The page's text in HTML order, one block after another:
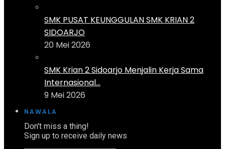
SMK PUSAT KEUNGGULAN SMK KRIAN 2
SIDOARJO
20 Mei 2026
SMK Krian 2 Sidoarjo Menjalin Kerja Sama
Internasional...
9 Mei 2026
NAWALA
Don't miss a thing!
Sign up to receive daily news